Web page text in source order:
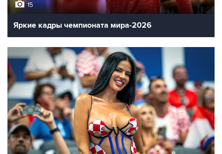
15
Яркие кадры чемпионата мира-2026